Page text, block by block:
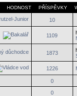
HODNOST PŘÍSPĚVKY
10
1109
1873
1226
0
0